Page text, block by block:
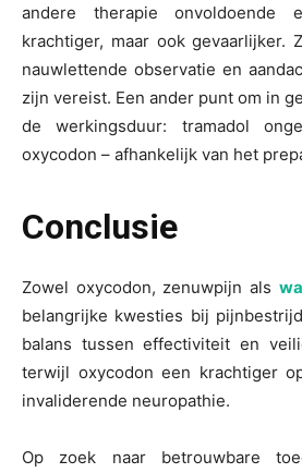
andere therapie
krachtiger, maar ook gevaarlijker.
nauwlettende observatie en
zijn vereist. Een ander punt om in
de werkingsduur: tramadol
oxycodon – afhankelijk van het
Conclusie
Zowel oxycodon, zenuwpijn als
belangrijke kwesties bij
balans tussen effectiviteit en
terwijl oxycodon een krachtiger
invaliderende neuropathie.
Op zoek naar betrouwbare